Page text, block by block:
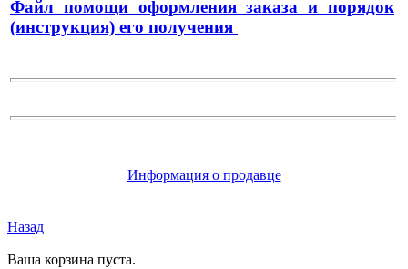
Файл помощи оформления заказа и порядок
(инструкция) его получения
Информация о продавце
Назад
Ваша корзина пуста.